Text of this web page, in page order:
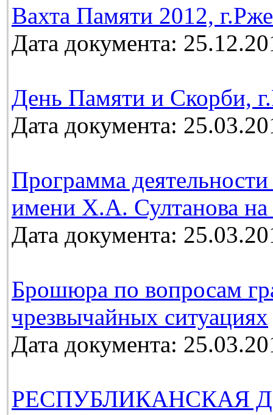
Вахта Памяти 2012,
Дата документа:
День Памяти и Скорби,
Дата документа:
Программа
имени Х.А. Султанова на
Дата документа:
Брошюра по вопросам
чрезвычайных ситуациях
Дата документа:
РЕСПУБЛИКАНСКАЯ